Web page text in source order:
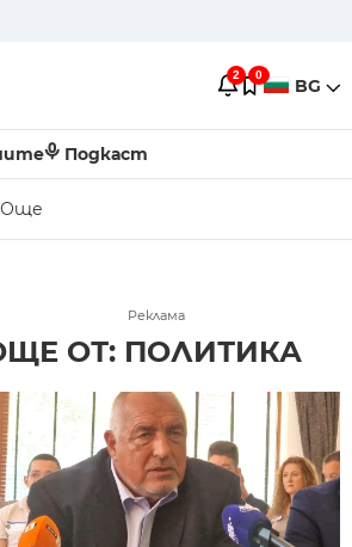
2 0 BG
Подкаст
Още
Реклама
ОТ: ПОЛИТИКА